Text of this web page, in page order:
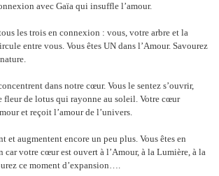
avec Gaïa qui insuffle l’amour.
les trois en connexion : vous, votre arbre et la
entre vous. Vous êtes UN dans l’Amour. Savourez
dans notre cœur. Vous le sentez s’ouvrir,
fleur de lotus qui rayonne au soleil. Votre cœur
et reçoit l’amour de l’univers.
et augmentent encore un peu plus. Vous êtes en
car votre cœur est ouvert à l’Amour, à la Lumière, à la
ce moment d’expansion….